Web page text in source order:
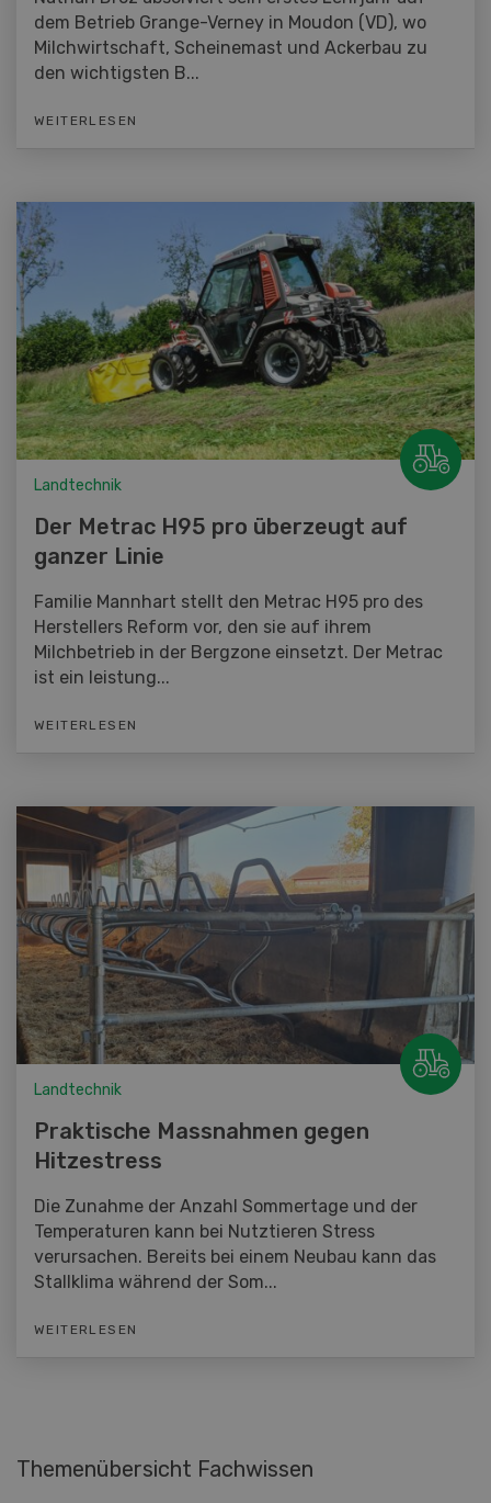
dem Betrieb Grange-Verney in Moudon (VD), wo
Milchwirtschaft, Scheinemast und Ackerbau zu
den wichtigsten B...
WEITERLESEN
Landtechnik
Der Metrac H95 pro überzeugt auf
ganzer Linie
Familie Mannhart stellt den Metrac H95 pro des
Herstellers Reform vor, den sie auf ihrem
Milchbetrieb in der Bergzone einsetzt. Der Metrac
ist ein leistung...
WEITERLESEN
Landtechnik
Praktische Massnahmen gegen
Hitzestress
Die Zunahme der Anzahl Sommertage und der
Temperaturen kann bei Nutztieren Stress
verursachen. Bereits bei einem Neubau kann das
Stallklima während der Som...
WEITERLESEN
Themenübersicht Fachwissen